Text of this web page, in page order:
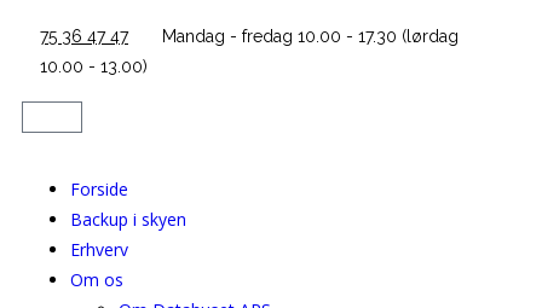
75 36 47 47
Mandag - fredag 10.00 - 17.30 (lørdag
10.00 - 13.00)
Forside
Backup i skyen
Erhverv
Om os